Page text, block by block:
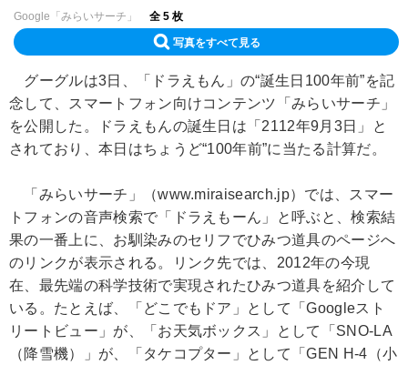
Google「みらいサーチ」 全 5 枚
写真をすべて見る
グーグルは3日、「ドラえもん」の“誕生日100年前”を記
念して、スマートフォン向けコンテンツ「みらいサーチ」
を公開した。ドラえもんの誕生日は「2112年9月3日」と
されており、本日はちょうど“100年前”に当たる計算だ。
「みらいサーチ」（www.miraisearch.jp）では、スマー
トフォンの音声検索で「ドラえもーん」と呼ぶと、検索結
果の一番上に、お馴染みのセリフでひみつ道具のページへ
のリンクが表示される。リンク先では、2012年の今現
在、最先端の科学技術で実現されたひみつ道具を紹介して
いる。たとえば、「どこでもドア」として「Googleスト
リートビュー」が、「お天気ボックス」として「SNO-LA
（降雪機）」が、「タケコプター」として「GEN H-4（小